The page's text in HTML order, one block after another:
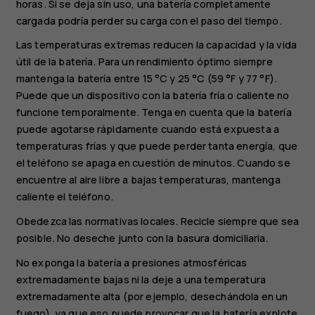
horas. Si se deja sin uso, una batería completamente
cargada podría perder su carga con el paso del tiempo.
Las temperaturas extremas reducen la capacidad y la vida
útil de la batería. Para un rendimiento óptimo siempre
mantenga la batería entre 15 °C y 25 °C (59 °F y 77 °F).
Puede que un dispositivo con la batería fría o caliente no
funcione temporalmente. Tenga en cuenta que la batería
puede agotarse rápidamente cuando está expuesta a
temperaturas frías y que puede perder tanta energía, que
el teléfono se apaga en cuestión de minutos. Cuando se
encuentre al aire libre a bajas temperaturas, mantenga
caliente el teléfono.
Obedezca las normativas locales. Recicle siempre que sea
posible. No deseche junto con la basura domiciliaria.
No exponga la batería a presiones atmosféricas
extremadamente bajas ni la deje a una temperatura
extremadamente alta (por ejemplo, desechándola en un